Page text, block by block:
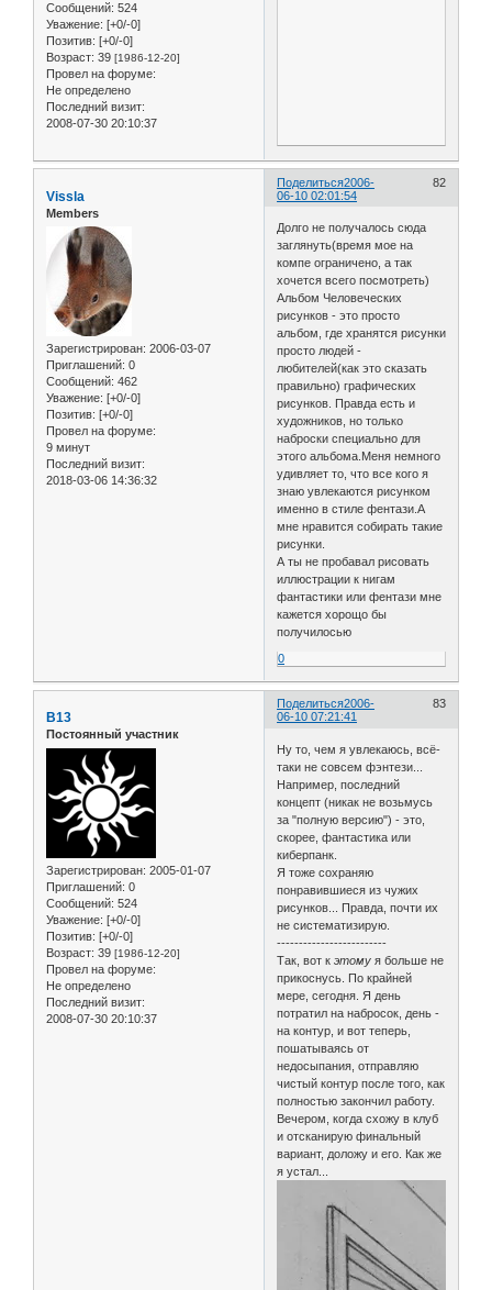
Сообщений: 524
Уважение: [+0/-0]
Позитив: [+0/-0]
Возраст: 39 [1986-12-20]
Провел на форуме:
Не определено
Последний визит:
2008-07-30 20:10:37
Поделиться 82
2006-
06-10 02:01:54
Vissla
Members
Зарегистрирован: 2006-03-07
Приглашений: 0
Сообщений: 462
Уважение: [+0/-0]
Позитив: [+0/-0]
Провел на форуме:
9 минут
Последний визит:
2018-03-06 14:36:32
Долго не получалось сюда
заглянуть(время мое на
компе ограничено, а так
хочется всего посмотреть)
Альбом Человеческих
рисунков - это просто
альбом, где хранятся рисунки
просто людей -
любителей(как это сказать
правильно) графических
рисунков. Правда есть и
художников, но только
наброски специально для
этого альбома.Меня немного
удивляет то, что все кого я
знаю увлекаются рисунком
именно в стиле фентази.А
мне нравится собирать такие
рисунки.
А ты не пробавал рисовать
иллюстрации к нигам
фантастики или фентази мне
кажется хорощо бы
получилосью
0
Поделиться 83
2006-
06-10 07:21:41
B13
Постоянный участник
Зарегистрирован: 2005-01-07
Приглашений: 0
Сообщений: 524
Уважение: [+0/-0]
Позитив: [+0/-0]
Возраст: 39 [1986-12-20]
Провел на форуме:
Не определено
Последний визит:
2008-07-30 20:10:37
Ну то, чем я увлекаюсь, всё-
таки не совсем фэнтези...
Например, последний
концепт (никак не возьмусь
за "полную версию") - это,
скорее, фантастика или
киберпанк.
Я тоже сохраняю
понравившиеся из чужих
рисунков... Правда, почти их
не систематизирую.
-------------------------
Так, вот кэтому я больше не
прикоснусь. По крайней
мере, сегодня. Я день
потратил на набросок, день -
на контур, и вот теперь,
пошатываясь от
недосыпания, отправляю
чистый контур после того, как
полностью закончил работу.
Вечером, когда схожу в клуб
и отсканирую финальный
вариант, доложу и его. Как же
я устал...